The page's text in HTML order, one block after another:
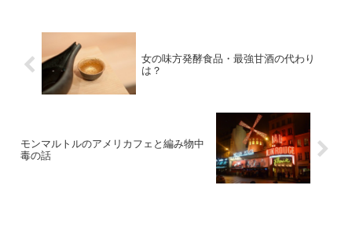
女の味方発酵食品・最強甘酒の代わり
は？
モンマルトルのアメリカフェと編み物中
毒の話